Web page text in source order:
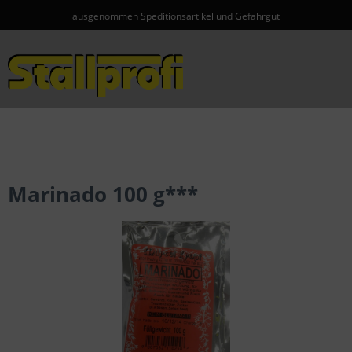
ausgenommen Speditionsartikel und Gefahrgut
Marinado 100 g***